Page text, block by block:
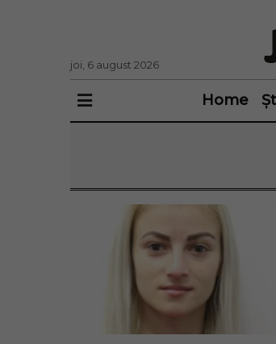
joi, 6 august 2026
Home